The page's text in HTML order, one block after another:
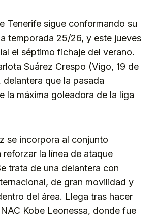
Tenerife sigue conformando su
temporada 25/26, y este jueves
el séptimo fichaje del verano.
Suárez Crespo (Vigo, 19 de
delantera que la pasada
la máxima goleadora de la liga
se incorpora al conjunto
reforzar la línea de ataque
trata de una delantera con
de gran movilidad y
del área. Llega tras hacer
Kobe Leonessa, donde fue